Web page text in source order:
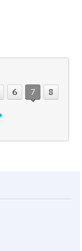
6 7 8